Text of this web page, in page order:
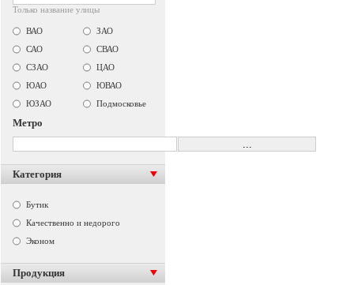
Только название улицы
ВАО
ЗАО
САО
СВАО
СЗАО
ЦАО
ЮАО
ЮВАО
ЮЗАО
Подмосковье
Метро
Категория
Бутик
Качественно и недорого
Эконом
Продукция